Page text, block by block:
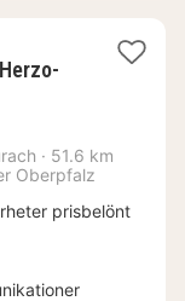
· 51.6 km
Oberpfalz
prisbelönt